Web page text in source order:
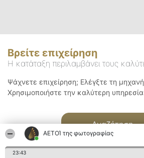
ΑΕΤΟΊ της φωτογραφίας
23:43
Βρείτε επιχείρηση
Η κατάταξη περιλαμβάνει τους
Ψάχνετε επιχείρηση; Ελέγξτε τη
Χρησιμοποιήστε την καλύτερη υπηρεσία
Αναζήτηση